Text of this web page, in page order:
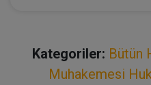
Kategoriler: Bütün
Muhakemesi